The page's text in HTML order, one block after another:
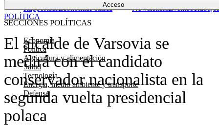
Acceso
SECCIONES POLÍTICAS
Economía
Política
Agricultura y alimentación
Salud
Tecnología
Energía, medio ambiente y transporte
Defensa
RapporteurEconomíaPolítica NewslettersEventosTrabajos
El alcalde de Varsovia se
medirá con el candidato
conservador nacionalista en la
segunda vuelta presidencial
polaca
POLÍTICA